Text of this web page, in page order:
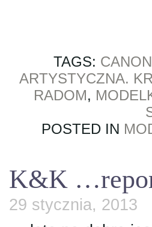
TAGS:
ARTYSTYCZNA.
RADOM,
POSTED IN
K&K
29 stycznia, 2013